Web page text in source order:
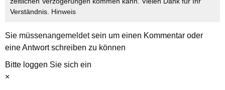
Verständnis. Hinweis
Sie müssenangemeldetsein um einen Kommentar oder
eine Antwort schreiben zu können
Bitte loggen Sie sich ein
×